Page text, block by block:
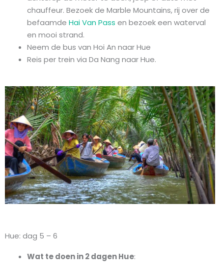
chauffeur. Bezoek de Marble Mountains, rij over de
befaamde Hai Van Pass en bezoek een waterval
en mooi strand.
Neem de bus van Hoi An naar Hue
Reis per trein via Da Nang naar Hue.
Hue: dag 5 – 6
Wat te doen in 2 dagen Hue: